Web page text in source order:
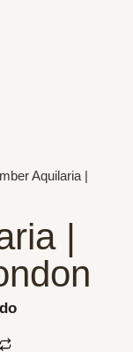
Aquilaria |
|